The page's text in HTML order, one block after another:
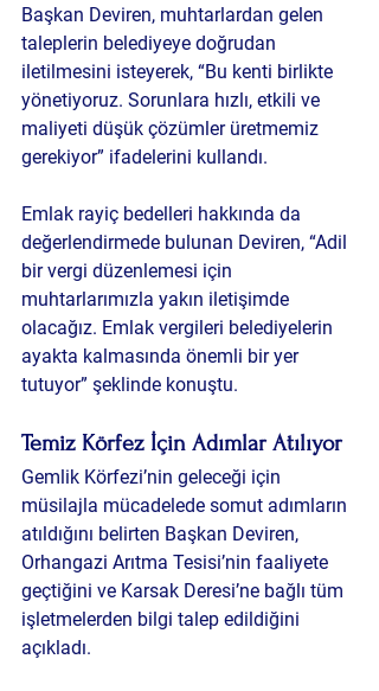
Başkan Deviren, muhtarlardan gelen
taleplerin belediyeye doğrudan
iletilmesini isteyerek, “Bu kenti birlikte
yönetiyoruz. Sorunlara hızlı, etkili ve
maliyeti düşük çözümler üretmemiz
gerekiyor” ifadelerini kullandı.
Emlak rayiç bedelleri hakkında da
değerlendirmede bulunan Deviren, “Adil
bir vergi düzenlemesi için
muhtarlarımızla yakın iletişimde
olacağız. Emlak vergileri belediyelerin
ayakta kalmasında önemli bir yer
tutuyor” şeklinde konuştu.
Temiz Körfez İçin Adımlar Atılıyor
Gemlik Körfezi’nin geleceği için
müsilajla mücadelede somut adımların
atıldığını belirten Başkan Deviren,
Orhangazi Arıtma Tesisi’nin faaliyete
geçtiğini ve Karsak Deresi’ne bağlı tüm
işletmelerden bilgi talep edildiğini
açıkladı.